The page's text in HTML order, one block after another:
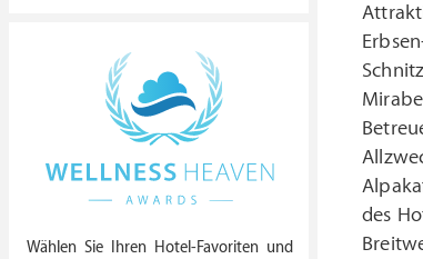
des
Wählen Sie Ihren Hotel-Favoriten und